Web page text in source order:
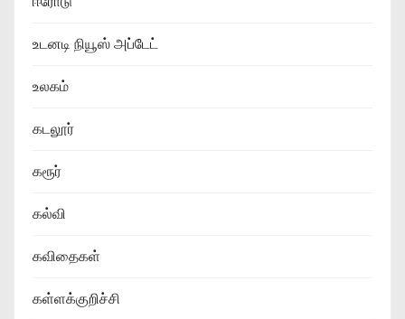
உடனடி நியூஸ் அப்டேட்
உலகம்
கடலூர்
கரூர்
கல்வி
கவிதைகள்
கள்ளக்குறிச்சி